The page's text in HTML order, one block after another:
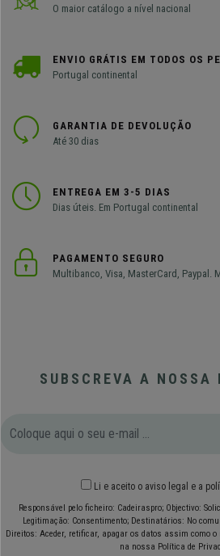
O maior catálogo a nível nacional
ENVIO GRÁTIS EM TODOS OS
Portugal continental
GARANTIA DE DEVOLUÇÃO
Até 30 dias
ENTREGA EM 3-5 DIAS
Dias úteis. Em Portugal continental
PAGAMENTO SEGURO
Multibanco, Visa, MasterCard, Paypal.
SUBSCREVA A NOSSA
Li e aceito o aviso legal e a
Responsável pelo ficheiro: Cadeiraspro; Objectivo:
Legitimação: Consentimento; Destinatários: No
Direitos: Aceder, retificar, apagar os datos assim como
na nossa Política de